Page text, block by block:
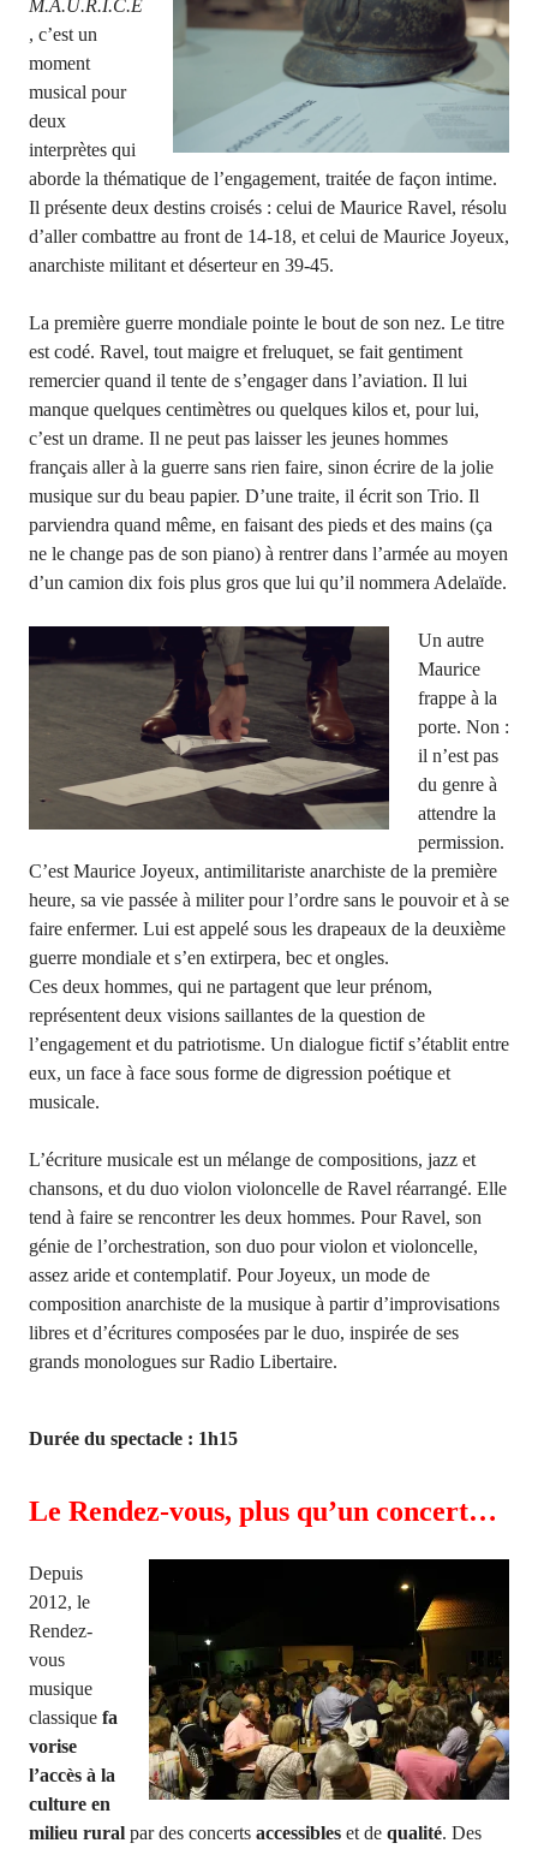
M.A.U.R.I.C.E
, c’est un
moment
musical pour
deux
interprètes qui
aborde la thématique de l’engagement, traitée de façon intime.
Il présente deux destins croisés : celui de Maurice Ravel, résolu
d’aller combattre au front de 14-18, et celui de Maurice Joyeux,
anarchiste militant et déserteur en 39-45.
La première guerre mondiale pointe le bout de son nez. Le titre
est codé. Ravel, tout maigre et freluquet, se fait gentiment
remercier quand il tente de s’engager dans l’aviation. Il lui
manque quelques centimètres ou quelques kilos et, pour lui,
c’est un drame. Il ne peut pas laisser les jeunes hommes
français aller à la guerre sans rien faire, sinon écrire de la jolie
musique sur du beau papier. D’une traite, il écrit son Trio. Il
parviendra quand même, en faisant des pieds et des mains (ça
ne le change pas de son piano) à rentrer dans l’armée au moyen
d’un camion dix fois plus gros que lui qu’il nommera Adelaïde.
Un autre
Maurice
frappe à la
porte. Non :
il n’est pas
du genre à
attendre la
permission.
C’est Maurice Joyeux, antimilitariste anarchiste de la première
heure, sa vie passée à militer pour l’ordre sans le pouvoir et à se
faire enfermer. Lui est appelé sous les drapeaux de la deuxième
guerre mondiale et s’en extirpera, bec et ongles.
Ces deux hommes, qui ne partagent que leur prénom,
représentent deux visions saillantes de la question de
l’engagement et du patriotisme. Un dialogue fictif s’établit entre
eux, un face à face sous forme de digression poétique et
musicale.
L’écriture musicale est un mélange de compositions, jazz et
chansons, et du duo violon violoncelle de Ravel réarrangé. Elle
tend à faire se rencontrer les deux hommes. Pour Ravel, son
génie de l’orchestration, son duo pour violon et violoncelle,
assez aride et contemplatif. Pour Joyeux, un mode de
composition anarchiste de la musique à partir d’improvisations
libres et d’écritures composées par le duo, inspirée de ses
grands monologues sur Radio Libertaire.
Durée du spectacle : 1h15
Le Rendez-vous, plus qu’un concert…
Depuis
2012, le
Rendez-
vous
musique
classique fa
vorise
l’accès à la
culture en
milieu rural par des concerts accessibles et de qualité. Des